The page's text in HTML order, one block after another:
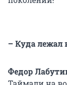
– Куда лежал
Федор